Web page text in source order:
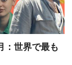
：世界で最も